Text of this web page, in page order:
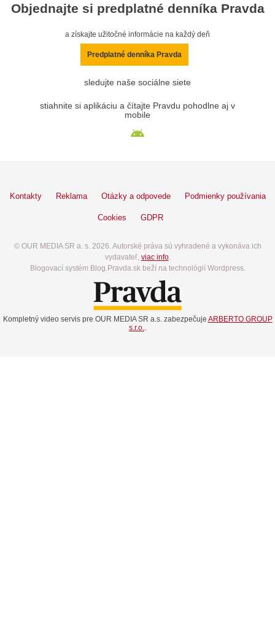
Objednajte si predplatné denníka Pravda
a získajte užitočné informácie na každý deň
Predplatné denníka Pravda
sledujte naše sociálne siete
stiahnite si aplikáciu a čítajte Pravdu pohodlne aj v
mobile
Kontakty Reklama Otázky a odpovede Podmienky používania
Cookies GDPR
© OUR MEDIA SR a. s. 2026. Autorské práva sú vyhradené a vykonáva ich
vydavateľ, viac info.
Blogovací systém Blog.Pravda.sk beží na technológií Wordpress.
Kompletný video servis pre OUR MEDIA SR a.s. zabezpečuje ARBERTO GROUP
s.r.o.